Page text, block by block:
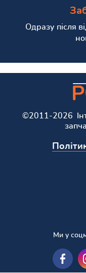
Одразу після
©2011-2026
Ми у